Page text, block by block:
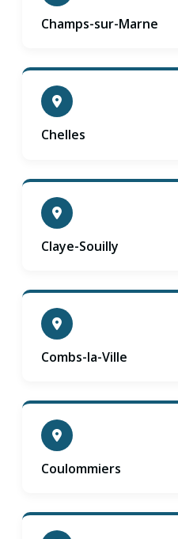
Champs-sur-Marne
Chelles
Claye-Souilly
Combs-la-Ville
Coulommiers